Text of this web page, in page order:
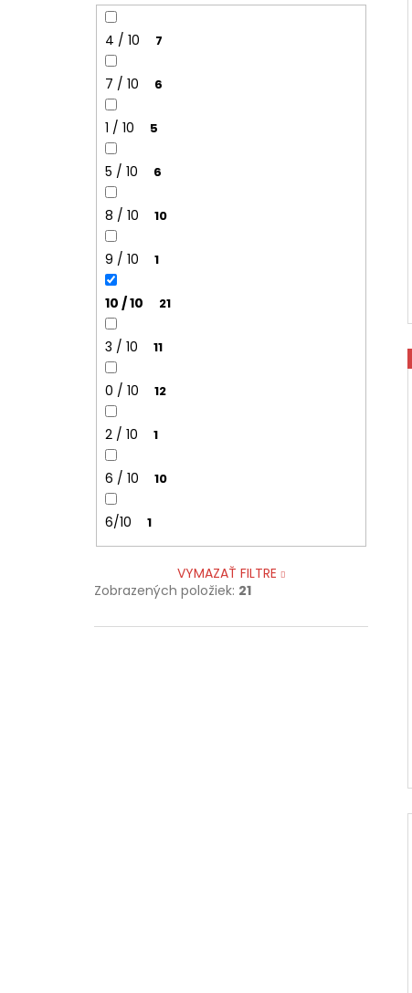
4 / 10 7
7 / 10 6
1 / 10 5
5 / 10 6
8 / 10 10
9 / 10 1
10 / 10 21
3 / 10 11
0 / 10 12
2 / 10 1
6 / 10 10
6/10 1
VYMAZAŤ FILTRE
Zobrazených položiek: 21